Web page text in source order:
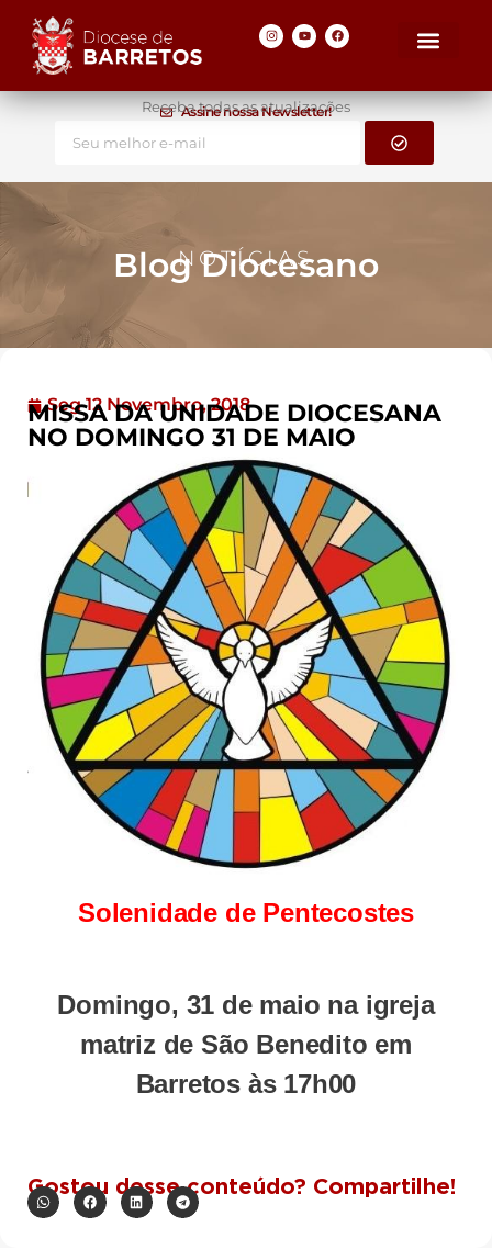
Assine nossa Newsletter!
Receba todas as atualizações
NOTÍCIAS
Blog Diocesano
Seg 12 Novembro, 2018
MISSA DA UNIDADE DIOCESANA
NO DOMINGO 31 DE MAIO
Solenidade de Pentecostes
Domingo, 31 de maio na igreja
matriz de São Benedito em
Barretos às 17h00
Gostou desse conteúdo? Compartilhe!